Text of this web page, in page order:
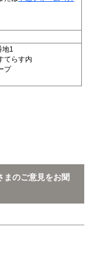
1
てらす内
プ
まのご意見をお聞